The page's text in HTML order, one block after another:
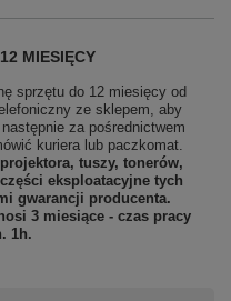
MIESIĘCY
sprzętu do 12 miesięcy od
ze sklepem, aby
za pośrednictwem
kuriera lub paczkomat.
tuszy, tonerów,
eksploatacyjne tych
gwarancji producenta.
3 miesiące - czas pracy
1h.